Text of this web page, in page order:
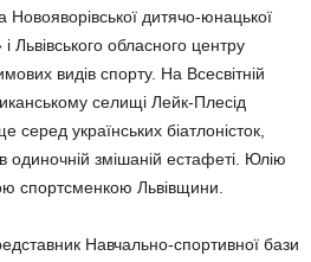
Новояворівської дитячо-юнацької
Львівського обласного центру
видів спорту. На Всесвітній
селищі Лейк-Плесід
серед українських біатлоністок,
змішаній естафеті. Юлію
спортсменкою Львівщини.
Навчально-спортивної бази